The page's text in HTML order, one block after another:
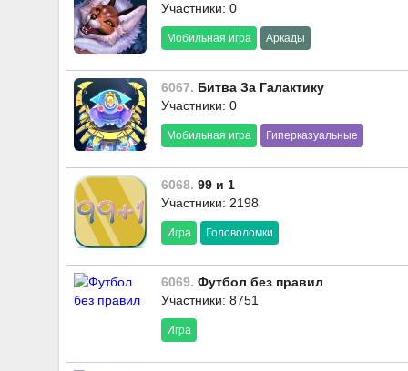
Участники: 0
Мобильная игра Аркады
6067. Битва За Галактику
Участники: 0
Мобильная игра Гиперказуальные
6068. 99 и 1
Участники: 2198
Игра Головоломки
6069. Футбол без правил
Участники: 8751
Игра